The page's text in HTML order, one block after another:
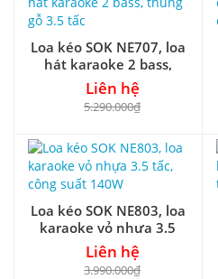
Loa kéo SOK NE707, loa
hát karaoke 2 bass,
thùng gỗ 3.5 tấc
Liên hệ
5.290.000₫
Loa kéo SOK NE803, loa
karaoke vỏ nhựa 3.5
tấc, công suất 140W
Liên hệ
3.990.000₫